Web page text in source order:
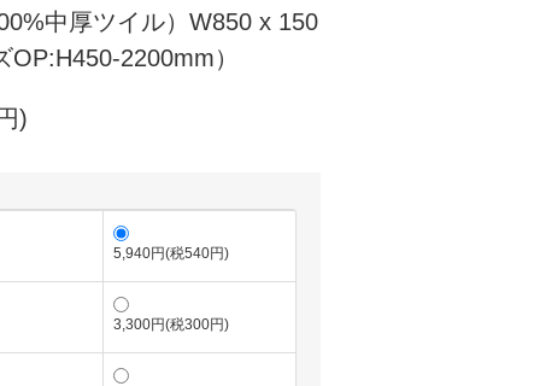
中厚ツイル）W850 x 150
2200mm）
)
5,940円(税540円)
3,300円(税300円)